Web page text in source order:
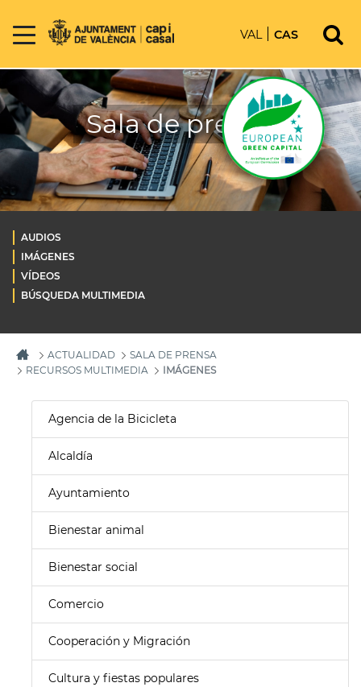
VAL CAS
Sala de prensa
AUDIOS
IMÁGENES
VÍDEOS
BÚSQUEDA MULTIMEDIA
ACTUALIDAD
SALA DE PRENSA
RECURSOS MULTIMEDIA
IMÁGENES
Agencia de la Bicicleta
Alcaldía
Ayuntamiento
Bienestar animal
Bienestar social
Comercio
Cooperación y Migración
Cultura y fiestas populares